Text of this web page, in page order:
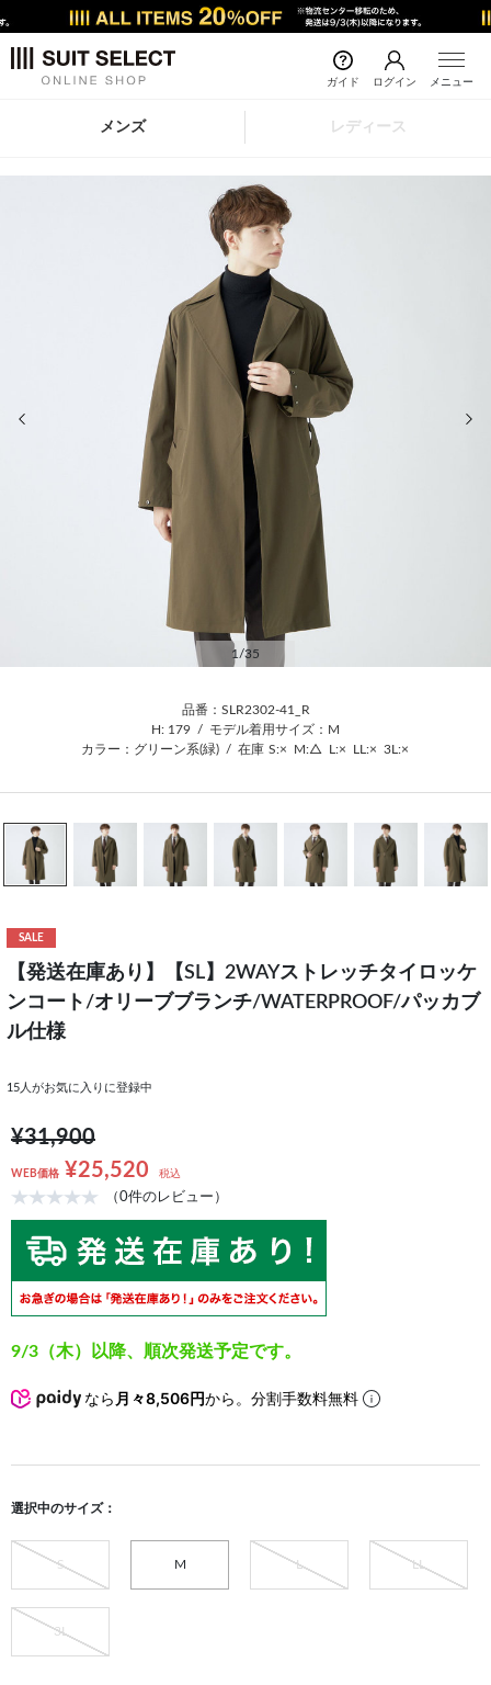
ガイド ログイン メニュー
メンズ レディース
1 /35
品番：SLR2302-41_R
H: 179 / モデル着用サイズ：M
カラー：グリーン系(緑)
/ 在庫 S:× M:△ L:× LL:× 3L:×
SALE
【発送在庫あり】【SL】2WAYストレッチタイロッケ
ンコート/オリーブブランチ/WATERPROOF/パッカブ
ル仕様
15 人がお気に入りに登録中
¥31,900
WEB価格 ¥25,520 税込
（0件のレビュー）
9/3（木）以降、順次発送予定です。
なら 月々8,506円から。分割手数料無料
選択中のサイズ：
S M L LL
3L